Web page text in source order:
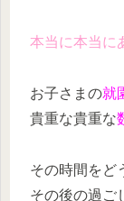
本当に本当
お子さまの就
貴重な貴重な
その時間をど
その後の過ご